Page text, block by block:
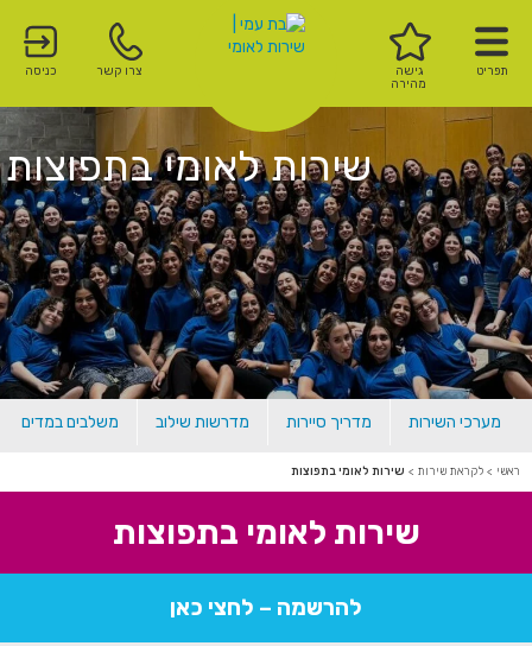
תפריט צרו קשר
גישה
מהירה
כניסה
שירות לאומי בתפוצות
מערכי השירות מדריך סיירות מדרשות שילוב משלבים במדים
ראשי > לקראת שירות > שירות לאומי בתפוצות
שירות לאומי בתפוצות
להרשמה – לחצי כאן